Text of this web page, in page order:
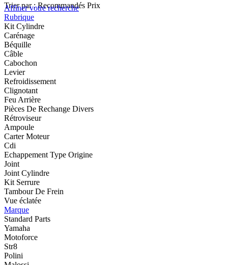
Trier par : Recommandés Prix
Affiner votre recherche
Rubrique
Kit Cylindre
Carénage
Béquille
Câble
Cabochon
Levier
Refroidissement
Clignotant
Feu Arrière
Pièces De Rechange Divers
Rétroviseur
Ampoule
Carter Moteur
Cdi
Echappement Type Origine
Joint
Joint Cylindre
Kit Serrure
Tambour De Frein
Vue éclatée
Marque
Standard Parts
Yamaha
Motoforce
Str8
Polini